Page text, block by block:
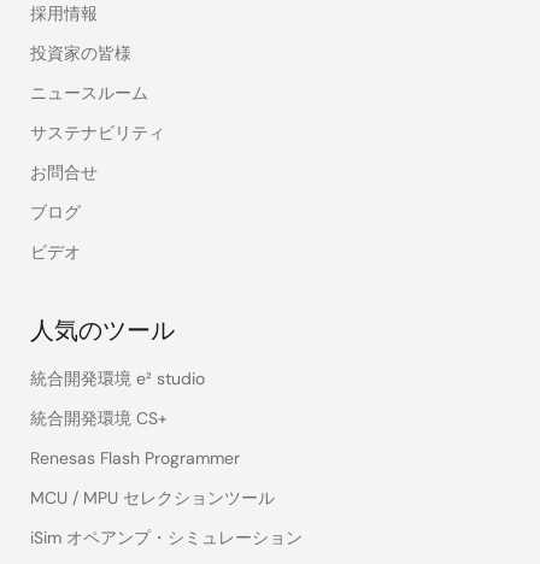
採用情報
投資家の皆様
ニュースルーム
サステナビリティ
お問合せ
ブログ
ビデオ
人気のツール
統合開発環境 e² studio
統合開発環境 CS+
Renesas Flash Programmer
MCU / MPU セレクションツール
iSim オペアンプ・シミュレーション